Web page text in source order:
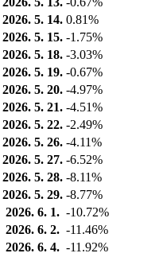
2026. 5. 14. 0.81%
2026. 5. 15. -1.75%
2026. 5. 18. -3.03%
2026. 5. 19. -0.67%
2026. 5. 20. -4.97%
2026. 5. 21. -4.51%
2026. 5. 22. -2.49%
2026. 5. 26. -4.11%
2026. 5. 27. -6.52%
2026. 5. 28. -8.11%
2026. 5. 29. -8.77%
2026. 6. 1. -10.72%
2026. 6. 2. -11.46%
2026. 6. 4. -11.92%